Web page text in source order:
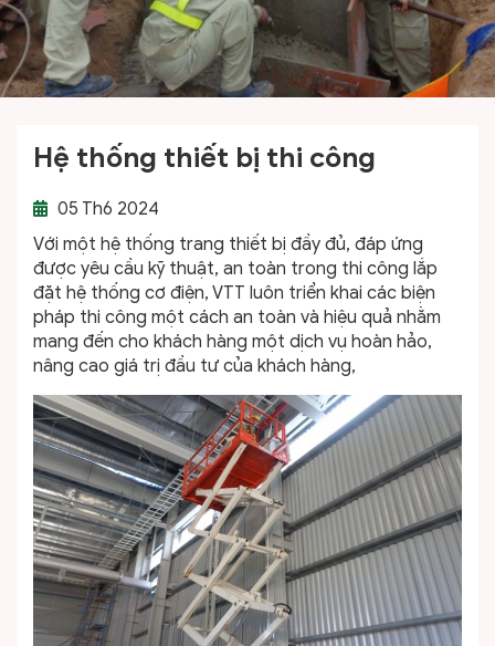
Hệ thống thiết bị thi công
05 Th6 2024
Với một hệ thống trang thiết bị đầy đủ, đáp ứng
được yêu cầu kỹ thuật, an toàn trong thi công lắp
đặt hệ thống cơ điện, VTT luôn triển khai các biện
pháp thi công một cách an toàn và hiệu quả nhằm
mang đến cho khách hàng một dịch vụ hoàn hảo,
nâng cao giá trị đầu tư của khách hàng,